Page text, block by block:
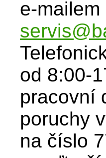
e-
od 8:00-
pracovní
poruchy
na číslo